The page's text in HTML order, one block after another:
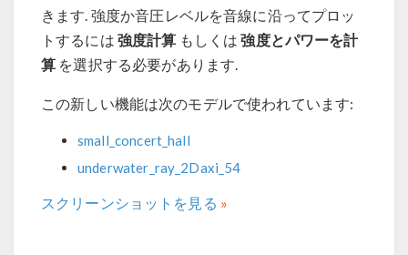
きます. 強度か音圧レベルを音線に沿ってプロッ
トするには 強度計算 もしくは強度とパワーを計
算 を選択する必要があります.
この新しい機能は次のモデルで使われています:
small_concert_hall
underwater_ray_2Daxi_54
スクリーンショットを見る